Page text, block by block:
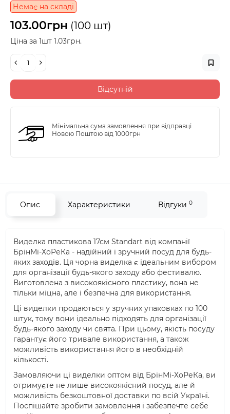
Немає на складі
103.00грн (100 шт)
Ціна за 1шт 1.03грн.
Відсутній
Мінімальна сума замовлення при відправці
Новою Поштою від 1000грн
Опис Характеристики Відгуки 0
Виделка пластикова 17см Standart від компанії
БрінМі-ХоРеКа - надійний і зручний посуд для будь-
яких заходів. Ця чорна виделка є ідеальним вибором
для організації будь-якого заходу або фестивалю.
Виготовлена з високоякісного пластику, вона не
тільки міцна, але і безпечна для використання.
Ці виделки продаються у зручних упаковках по 100
штук, тому вони ідеально підходять для організації
будь-якого заходу чи свята. При цьому, якість посуду
гарантує його тривале використання, а також
можливість використання його в необхідній
кількості.
Замовляючи ці виделки оптом від БрінМі-ХоРеКа, ви
отримуєте не лише високоякісний посуд, але й
можливість безкоштовної доставки по всій Україні.
Поспішайте зробити замовлення і забезпечте себе